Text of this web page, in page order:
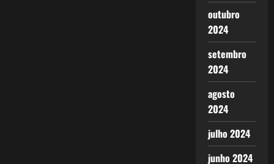
outubro
2024
setembro
2024
agosto
2024
julho 2024
junho 2024